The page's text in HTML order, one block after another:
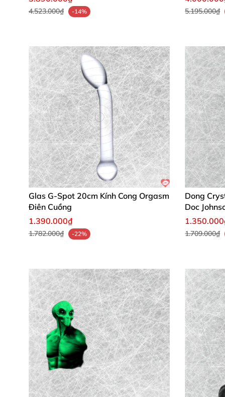
4.523.000₫ -14% 5.195.000₫
Glas G-Spot 20cm Kính Cong Orgasm
Điên Cuồng
1.390.000₫
1.782.000₫ -22%
Dong
Doc
1.709.000₫